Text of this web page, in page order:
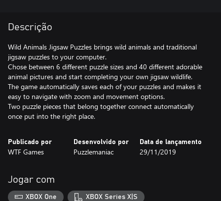
Descrição
Wild Animals Jigsaw Puzzles brings wild animals and traditional
jigsaw puzzles to your computer.
Chose between 6 different puzzle sizes and 40 different adorable
animal pictures and start completing your own jigsaw wildlife.
The game automatically saves each of your puzzles and makes it
easy to navigate with zoom and movement options.
Two puzzle pieces that belong together connect automatically
once put into the right place.
Publicado por
WTF Games
Desenvolvido por
Puzzlemaniac
Data de lançamento
29/11/2019
Jogar com
XBOX One XBOX Series X|S